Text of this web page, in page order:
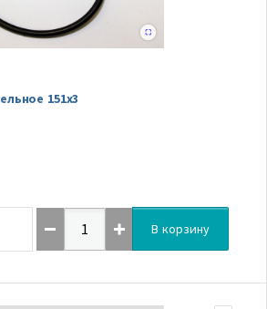
151х3
В корзину